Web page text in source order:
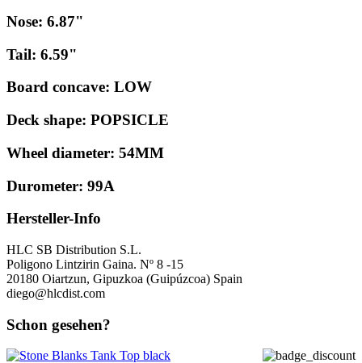
Nose: 6.87"
Tail: 6.59"
Board concave: LOW
Deck shape: POPSICLE
Wheel diameter: 54MM
Durometer: 99A
Hersteller-Info
HLC SB Distribution S.L.
Poligono Lintzirin Gaina. Nº 8 -15
20180 Oiartzun, Gipuzkoa (Guipúzcoa) Spain
diego@hlcdist.com
Schon gesehen?